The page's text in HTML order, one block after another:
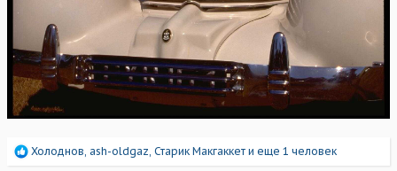
Р
Холоднов, ash-oldgaz, Старик Макгаккет и еще 1 человек